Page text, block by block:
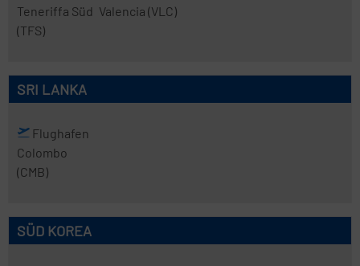
Teneriffa Süd
(TFS)
Valencia (VLC)
SRI LANKA
Flughafen
Colombo
(CMB)
SÜD KOREA